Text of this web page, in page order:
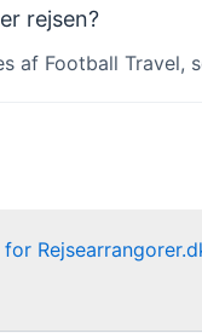
rejsen?
af Football